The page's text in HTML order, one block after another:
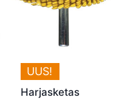
UUS!
Harjasketas